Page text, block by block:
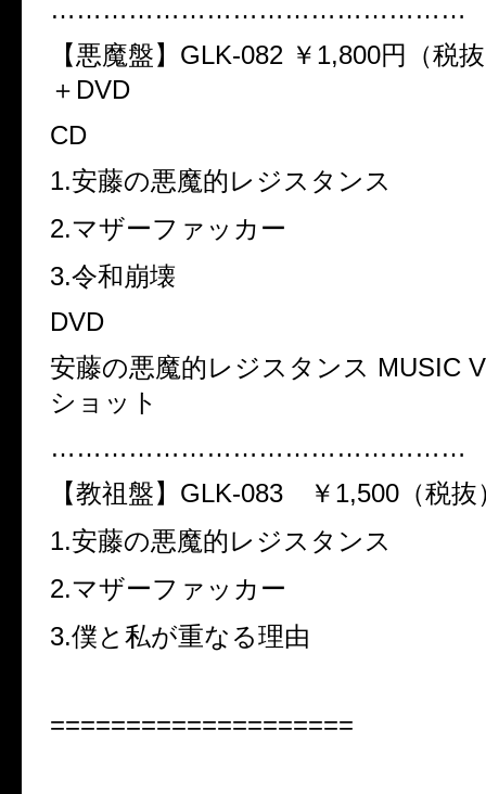
…………………………………………
【悪魔盤】GLK-082 ￥1,800円（税
＋DVD
CD
1.安藤の悪魔的レジスタンス
2.マザーファッカー
3.令和崩壊
DVD
安藤の悪魔的レジスタンス MUSIC
ショット
…………………………………………
【教祖盤】GLK-083 ￥1,500（税抜
1.安藤の悪魔的レジスタンス
2.マザーファッカー
3.僕と私が重なる理由
====================